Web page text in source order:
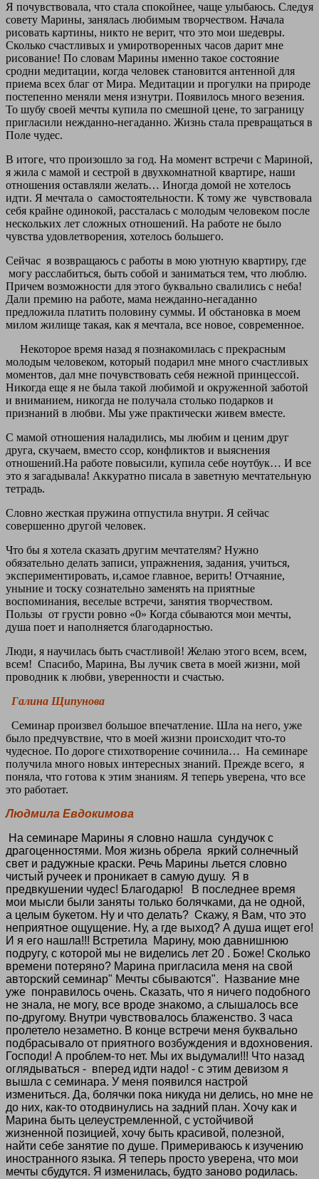
Я почувствовала, что стала спокойнее, чаще улыбаюсь. Следуя
совету Марины, занялась любимым творчеством. Начала
рисовать картины, никто не верит, что это мои шедевры.
Сколько счастливых и умиротворенных часов дарит мне
рисование! По словам Марины именно такое состояние
сродни медитации, когда человек становится антенной для
приема всех благ от Мира. Медитации и прогулки на природе
постепенно меняли меня изнутри. Появилось много везения.
То шубу своей мечты купила по смешной цене, то заграницу
пригласили нежданно-негаданно. Жизнь стала превращаться в
Поле чудес.
В итоге, что произошло за год. На момент встречи с Мариной,
я жила с мамой и сестрой в двухкомнатной квартире, наши
отношения оставляли желать… Иногда домой не хотелось
идти. Я мечтала о самостоятельности. К тому же чувствовала
себя крайне одинокой, рассталась с молодым человеком после
нескольких лет сложных отношений. На работе не было
чувства удовлетворения, хотелось большего.
Сейчас я возвращаюсь с работы в мою уютную квартиру, где
могу расслабиться, быть собой и заниматься тем, что люблю.
Причем возможности для этого буквально свалились с неба!
Дали премию на работе, мама нежданно-негаданно
предложила платить половину суммы. И обстановка в моем
милом жилище такая, как я мечтала, все новое, современное.
Некоторое время назад я познакомилась с прекрасным
молодым человеком, который подарил мне много счастливых
моментов, дал мне почувствовать себя нежной принцессой.
Никогда еще я не была такой любимой и окруженной заботой
и вниманием, никогда не получала столько подарков и
признаний в любви. Мы уже практически живем вместе.
С мамой отношения наладились, мы любим и ценим друг
друга, скучаем, вместо ссор, конфликтов и выяснения
отношений.На работе повысили, купила себе ноутбук… И все
это я загадывала! Аккуратно писала в заветную мечтательную
тетрадь.
Словно жесткая пружина отпустила внутри. Я сейчас
совершенно другой человек.
Что бы я хотела сказать другим мечтателям? Нужно
обязательно делать записи, упражнения, задания, учиться,
экспериментировать, и,самое главное, верить! Отчаяние,
уныние и тоску сознательно заменять на приятные
воспоминания, веселые встречи, занятия творчеством.
Пользы от грусти ровно «0» Когда сбываются мои мечты,
душа поет и наполняется благодарностью.
Люди, я научилась быть счастливой! Желаю этого всем, всем,
всем! Спасибо, Марина, Вы лучик света в моей жизни, мой
проводник к любви, уверенности и счастью.
Галина Щипунова
Семинар произвел большое впечатление. Шла на него, уже
было предчувствие, что в моей жизни происходит что-то
чудесное. По дороге стихотворение сочинила… На семинаре
получила много новых интересных знаний. Прежде всего, я
поняла, что готова к этим знаниям. Я теперь уверена, что все
это работает.
Людмила Евдокимова
На семинаре Марины я словно нашла сундучок с
драгоценностями. Моя жизнь обрела яркий солнечный
свет и радужные краски. Речь Марины льется словно
чистый ручеек и проникает в самую душу. Я в
предвкушении чудес! Благодарю! В последнее время
мои мысли были заняты только болячками, да не одной,
а целым букетом. Ну и что делать? Скажу, я Вам, что это
неприятное ощущение. Ну, а где выход? А душа ищет его!
И я его нашла!!! Встретила Марину, мою давнишнюю
подругу, с которой мы не виделись лет 20 . Боже! Сколько
времени потеряно? Марина пригласила меня на свой
авторский семинар" Мечты сбываются". Название мне
уже понравилось очень. Сказать, что я ничего подобного
не знала, не могу, все вроде знакомо, а слышалось все
по-другому. Внутри чувствовалось блаженство. 3 часа
пролетело незаметно. В конце встречи меня буквально
подбрасывало от приятного возбуждения и вдохновения.
Господи! А проблем-то нет. Мы их выдумали!!! Что назад
оглядываться - вперед идти надо! - с этим девизом я
вышла с семинара. У меня появился настрой
измениться. Да, болячки пока никуда ни делись, но мне не
до них, как-то отодвинулись на задний план. Хочу как и
Марина быть целеустремленной, с устойчивой
жизненной позицией, хочу быть красивой, полезной,
найти себе занятие по душе. Примериваюсь к изучению
иностранного языка. Я теперь просто уверена, что мои
мечты сбудутся. Я изменилась, будто заново родилась.